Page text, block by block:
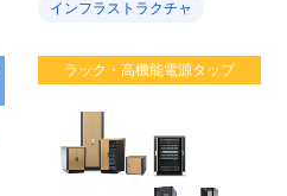
インフラストラクチャ
ラック・高機能電源タップ